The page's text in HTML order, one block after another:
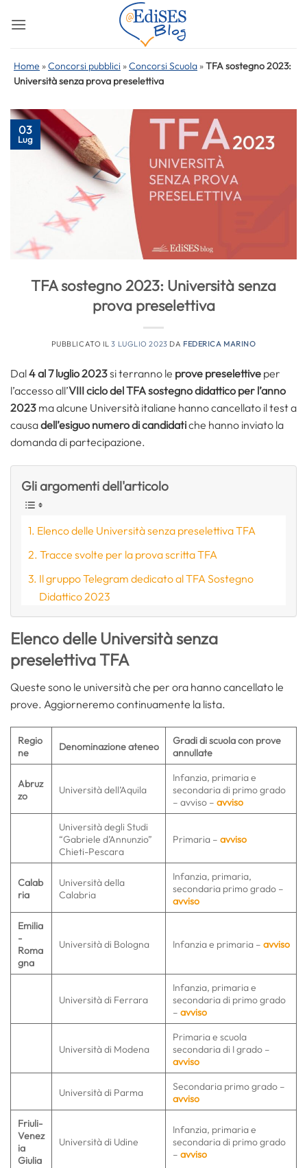
Home »Concorsi pubblici »Concorsi Scuola »TFA sostegno 2023:
Università senza prova preselettiva
03
Lug
TFA sostegno 2023: Università senza
prova preselettiva
PUBBLICATO IL3 LUGLIO 2023 DA FEDERICA MARINO
Dal4 al 7 luglio 2023si terranno le prove preselettive per
l’accesso all’VIII ciclo del TFA sostegno didattico per l’anno
2023 ma alcune Università italiane hanno cancellato il test a
causadell’esiguo numero di candidatiche hanno inviato la
domanda di partecipazione.
Gli argomenti dell'articolo
Elenco delle Università senza preselettiva TFA
Tracce svolte per la prova scritta TFA
Il gruppo Telegram dedicato al TFA Sostegno
Didattico 2023
Elenco delle Università senza
preselettiva TFA
Queste sono le università che per ora hanno cancellato le
prove. Aggiorneremo continuamente la lista.
Regio
ne
Denominazione ateneo
Gradi di scuola con prove
annullate
Abruz
zo
Università dell’Aquila
Infanzia, primaria e
secondaria di primo grado
– avviso – avviso
Università degli Studi
“Gabriele d’Annunzio”
Chieti-Pescara
Primaria – avviso
Calab
ria
Università della
Calabria
Infanzia, primaria,
secondaria primo grado –
avviso
Emilia
-
Roma
gna
Università di Bologna Infanzia e primaria – avviso
Università di Ferrara
Infanzia, primaria e
secondaria di primo grado
– avviso
Università di Modena
Primaria e scuola
secondaria di I grado –
avviso
Università di Parma
Secondaria primo grado –
avviso
Friuli-
Venez
ia
Giulia
Università di Udine
Infanzia, primaria e
secondaria di primo grado
– avviso